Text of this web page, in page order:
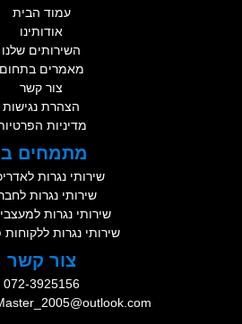
עמוד הבית
אודותינו
השירותים שלנו
מאמרים בתחום
צור קשר
הצהרת נגישות
מדיניות
מתמחים
שירותי נגרות
שירותי נגרות
שירותי נגרות
שירותי נגרות ללקוחות
צור קשר
072-3925156